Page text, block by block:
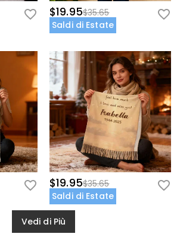
$19.95$35.65
Saldi di Estate
$19.95$35.65
Saldi di Estate
Vedi di Più